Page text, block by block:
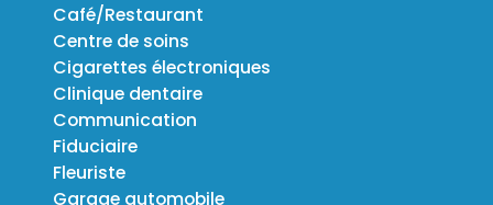
Café/Restaurant
Centre de soins
Cigarettes électroniques
Clinique dentaire
Communication
Fiduciaire
Fleuriste
Garage automobile